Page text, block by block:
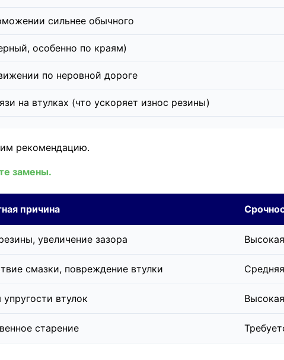
сильнее обычного
особенно по краям)
по неровной дороге
на втулках (что ускоряет износ резины)
рекомендацию.
замены.
причина
увеличение зазора
смазки, повреждение втулки
упругости втулок
старение